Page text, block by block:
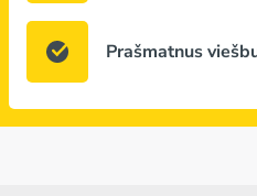
Prašmatnus